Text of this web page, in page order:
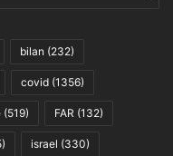
bilan (232)
covid (1356)
(519) FAR (132)
israel (330)